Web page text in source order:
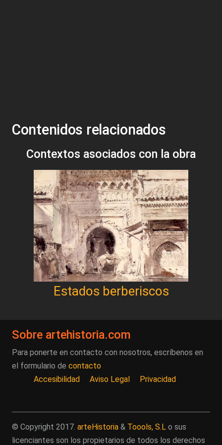
Contenidos relacionados
Contextos asociados con la obra
Estados berberiscos
Sobre artehistoria.com
Para ponerte en contacto con nosotros, escríbenos en
el formulario de contacto
Accesibilidad
Aviso Legal Privacidad
© Copyright 2017. arteHistoria & Toools, S.L o sus
licenciantes son los propietarios de todos los derechos